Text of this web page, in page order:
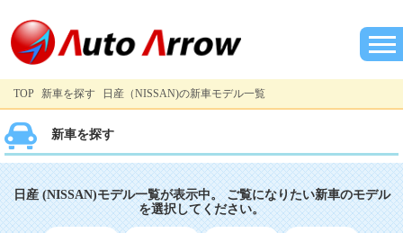
TOP 新車を探す 日産（NISSAN)の新車モデル一覧
新車を探す
日産 (NISSAN)モデル一覧が表示中。 ご覧になりたい新車のモデル
を選択してください。